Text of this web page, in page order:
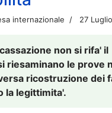
internazionale 27
non si rifa' il
riesaminano le prove
ricostruzione dei
la legittimita'.